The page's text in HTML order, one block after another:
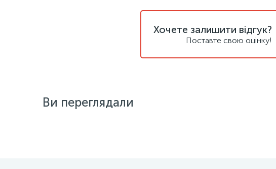
Хочете залишити відгук?
Поставте свою оцінку!
Ви переглядали